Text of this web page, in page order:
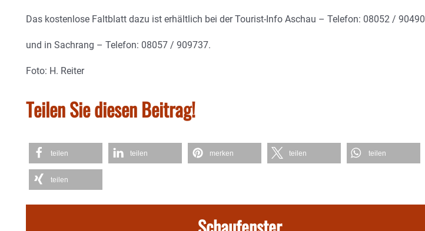
Das kostenlose Faltblatt dazu ist erhältlich bei der Tourist-Info Aschau – Telefon: 08052 / 90490
und in Sachrang – Telefon: 08057 / 909737.
Foto: H. Reiter
Teilen Sie diesen Beitrag!
teilen teilen merken teilen teilen
teilen